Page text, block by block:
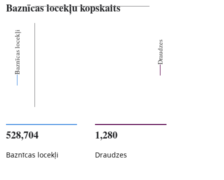
Baznīcas locekļu kopskaits
Baznīcas locekļi Draudzes
528,704
Baznīcas locekļi
1,280
Draudzes